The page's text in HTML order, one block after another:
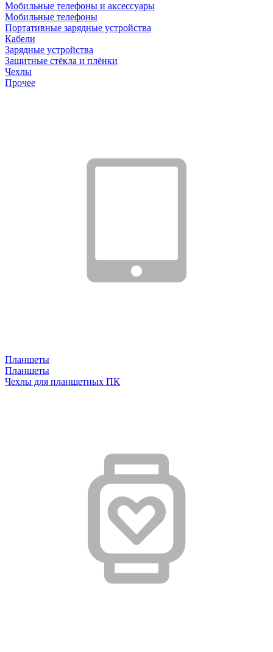
Мобильные телефоны и аксессуары
Мобильные телефоны
Портативные зарядные устройства
Кабели
Зарядные устройства
Защитные стёкла и плёнки
Чехлы
Прочее
Планшеты
Планшеты
Чехлы для планшетных ПК